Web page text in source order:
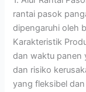
rantai pasok
dipengaruhi oleh
Karakteristik
dan waktu panen
dan risiko
yang fleksibel